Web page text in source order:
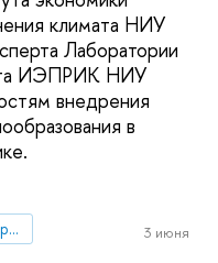
климата НИУ
Лаборатории
ИЭПРИК НИУ
внедрения
в
Институт экономики природных ресурсов и изменения климата
3 июня